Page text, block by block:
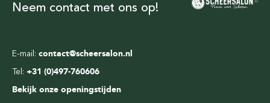
E-mail: contact@scheersalon.nl
Tel: +31 (0)497-760606
Bekijk onze openingstijden
Neem contact met ons op!